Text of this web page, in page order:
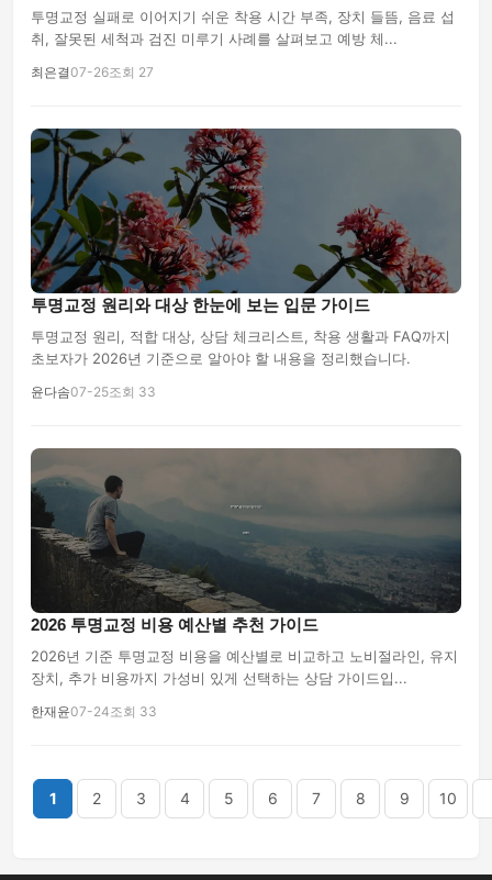
투명교정 실패로 이어지기 쉬운 착용 시간 부족, 장치 들뜸, 음료 섭
취, 잘못된 세척과 검진 미루기 사례를 살펴보고 예방 체...
최은결07-26조회 27
투명교정 원리와 대상 한눈에 보는 입문 가이드
투명교정 원리, 적합 대상, 상담 체크리스트, 착용 생활과 FAQ까지
초보자가 2026년 기준으로 알아야 할 내용을 정리했습니다.
윤다솜07-25조회 33
2026 투명교정 비용 예산별 추천 가이드
2026년 기준 투명교정 비용을 예산별로 비교하고 노비절라인, 유지
장치, 추가 비용까지 가성비 있게 선택하는 상담 가이드입...
한재윤07-24조회 33
1 2 3 4 5 6 7 8 9 10